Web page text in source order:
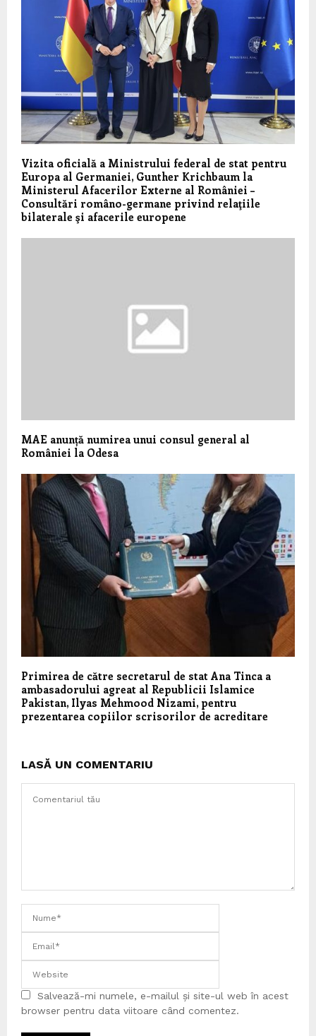
Vizita oficială a Ministrului federal de stat pentru
Europa al Germaniei, Gunther Krichbaum la
Ministerul Afacerilor Externe al României –
Consultări româno-germane privind relaţiile
bilaterale şi afacerile europene
MAE anunță numirea unui consul general al
României la Odesa
Primirea de către secretarul de stat Ana Tinca a
ambasadorului agreat al Republicii Islamice
Pakistan, Ilyas Mehmood Nizami, pentru
prezentarea copiilor scrisorilor de acreditare
LASĂ UN COMENTARIU
Salvează-mi numele, e-mailul și site-ul web în acest
browser pentru data viitoare când comentez.